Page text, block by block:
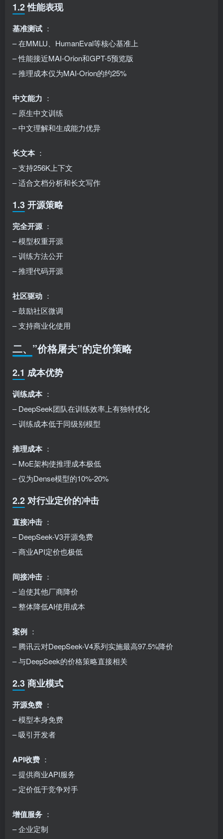
1.2 性能表现
基准测试 ：
– 在MMLU、HumanEval等核心基准上
– 性能接近MAI-Orion和GPT-5预览版
– 推理成本仅为MAI-Orion的约25%
中文能力 ：
– 原生中文训练
– 中文理解和生成能力优异
长文本 ：
– 支持256K上下文
– 适合文档分析和长文写作
1.3 开源策略
完全开源 ：
– 模型权重开源
– 训练方法公开
– 推理代码开源
社区驱动 ：
– 鼓励社区微调
– 支持商业化使用
二、”价格屠夫”的定价策略
2.1 成本优势
训练成本 ：
– DeepSeek团队在训练效率上有独特优化
– 训练成本低于同级别模型
推理成本 ：
– MoE架构使推理成本极低
– 仅为Dense模型的10%-20%
2.2 对行业定价的冲击
直接冲击 ：
– DeepSeek-V3开源免费
– 商业API定价也极低
间接冲击 ：
– 迫使其他厂商降价
– 整体降低AI使用成本
案例 ：
– 腾讯云对DeepSeek-V4系列实施最高97.5%降价
– 与DeepSeek的价格策略直接相关
2.3 商业模式
开源免费 ：
– 模型本身免费
– 吸引开发者
API收费 ：
– 提供商业API服务
– 定价低于竞争对手
增值服务 ：
– 企业定制